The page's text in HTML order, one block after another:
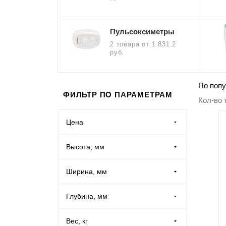
Медицинская мебель
Лабораторная мебель
Почтовые ящики
Опломбирование и опечатывание
Системы хранения
Банковское оборудование
Пульсоксиметры
2 товараот 1 831.2
руб.
ФИЛЬТР ПО ПАРАМЕТРАМ
Цена
Высота, мм
Ширина, мм
Глубина, мм
Вес, кг
По
Кол-во